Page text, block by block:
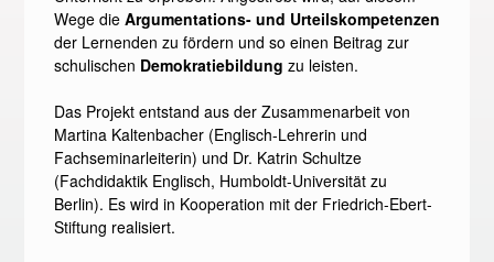
Wege die Argumentations- und Urteilskompetenzen
der Lernenden zu fördern und so einen Beitrag zur
schulischen Demokratiebildung zu leisten.
Das Projekt entstand aus der Zusammenarbeit von
Martina Kaltenbacher (Englisch-Lehrerin und
Fachseminarleiterin) und Dr. Katrin Schultze
(Fachdidaktik Englisch, Humboldt-Universität zu
Berlin). Es wird in Kooperation mit der Friedrich-Ebert-
Stiftung realisiert.